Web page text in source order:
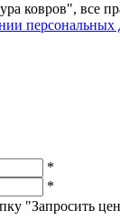
ковров", все
персональных
*
*
"Запросить